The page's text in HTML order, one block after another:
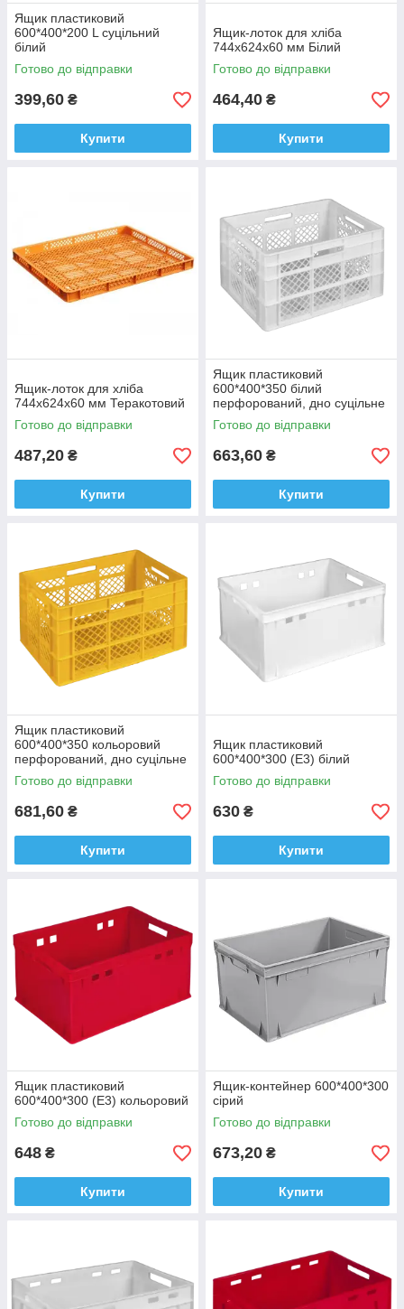
Ящик пластиковий
600*400*200 L суцільний
білий
Готово до відправки
399,60 ₴
Купити
Ящик-лоток для хліба
744х624х60 мм Білий
Готово до відправки
464,40 ₴
Купити
Ящик-лоток для хліба
744х624х60 мм Теракотовий
Готово до відправки
487,20 ₴
Купити
Ящик пластиковий
600*400*350 білий
перфорований, дно суцільне
Готово до відправки
663,60 ₴
Купити
Ящик пластиковий
600*400*350 кольоровий
перфорований, дно суцільне
Готово до відправки
681,60 ₴
Купити
Ящик пластиковий
600*400*300 (Е3) білий
Готово до відправки
630 ₴
Купити
Ящик пластиковий
600*400*300 (Е3) кольоровий
Готово до відправки
648 ₴
Купити
Ящик-контейнер 600*400*300
сірий
Готово до відправки
673,20 ₴
Купити